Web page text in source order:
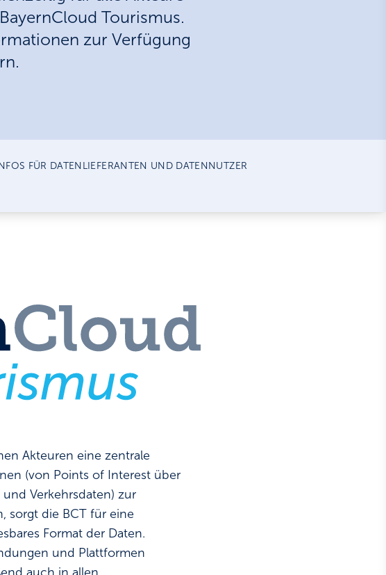
Tourismus.
zur Verfügung
FÜR DATENLIEFERANTEN UND DATENNUTZER
Akteuren eine zentrale
(von Points of Interest über
Verkehrsdaten) zur
sorgt die BCT für eine
Format der Daten.
und Plattformen